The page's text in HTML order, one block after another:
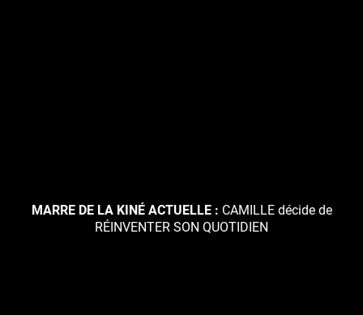
MARRE DE LA KINÉ ACTUELLE : CAMILLE décide de
RÉINVENTER SON QUOTIDIEN